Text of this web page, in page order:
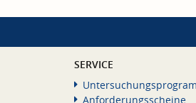
SERVICE
Anforderungsscheine